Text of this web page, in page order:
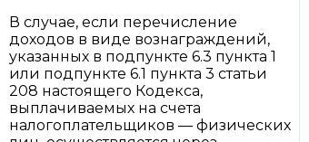
В случае, если перечисление
доходов в виде вознаграждений,
указанных в подпункте 6.3 пункта 1
или подпункте 6.1 пункта 3 статьи
208 настоящего Кодекса,
выплачиваемых на счета
налогоплательщиков — физических